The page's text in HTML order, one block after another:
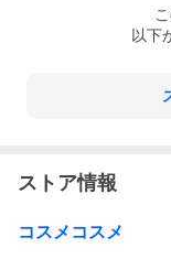
会 ディナー お出か
用 通勤用 ギフト プ
すめ 売れ筋 女性 男
以下
ストア情報
コスメコスメ